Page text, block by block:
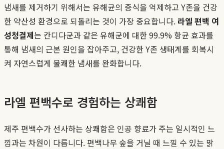
냄새를 제거하기 위해서는 유해균의 증식을 억제하고 Y존을 건강
한 약산성 환경으로 되돌리는 것이 가장 중요합니다. 라엘 편백 여
성청결제는 칸디다균과 같은 유해균에 대한 99.9% 항균 효과를
통해 냄새의 근본 원인을 잡아주고, 건강한 Y존 생태계를 회복시
켜 자연스럽게 불쾌한 냄새를 완화합니다.
라엘 편백수로 경험하는 상쾌함
제주 편백수가 선사하는 상쾌함은 인공 향료가 주는 일시적인 느
낌과는 차원이 다릅니다. 편백나무 숲을 거닐 때 느낄 수 있는 맑